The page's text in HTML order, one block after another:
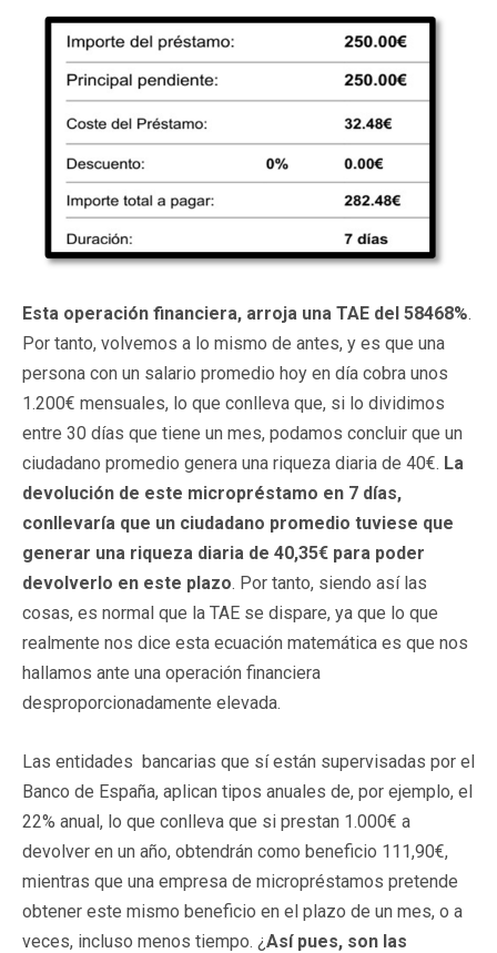
Esta operación financiera, arroja una TAE del 58468%.
Por tanto, volvemos a lo mismo de antes, y es que una
persona con un salario promedio hoy en día cobra unos
1.200€ mensuales, lo que conlleva que, si lo dividimos
entre 30 días que tiene un mes, podamos concluir que un
ciudadano promedio genera una riqueza diaria de 40€. La
devolución de este micropréstamo en 7 días,
conllevaría que un ciudadano promedio tuviese que
generar una riqueza diaria de 40,35€ para poder
devolverlo en este plazo. Por tanto, siendo así las
cosas, es normal que la TAE se dispare, ya que lo que
realmente nos dice esta ecuación matemática es que nos
hallamos ante una operación financiera
desproporcionadamente elevada.
Las entidades bancarias que sí están supervisadas por el
Banco de España, aplican tipos anuales de, por ejemplo, el
22% anual, lo que conlleva que si prestan 1.000€ a
devolver en un año, obtendrán como beneficio 111,90€,
mientras que una empresa de micropréstamos pretende
obtener este mismo beneficio en el plazo de un mes, o a
veces, incluso menos tiempo. ¿Así pues, son las